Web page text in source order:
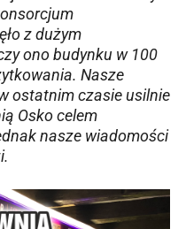
z dużym
ono budynku w 100
Nasze
ostatnim czasie usilnie
Osko celem
nasze wiadomości